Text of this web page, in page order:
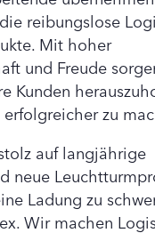
reibungslose
Mit hoher
und Freude
Kunden
zu
auf langjährige
neue
Ladung zu
Wir machen